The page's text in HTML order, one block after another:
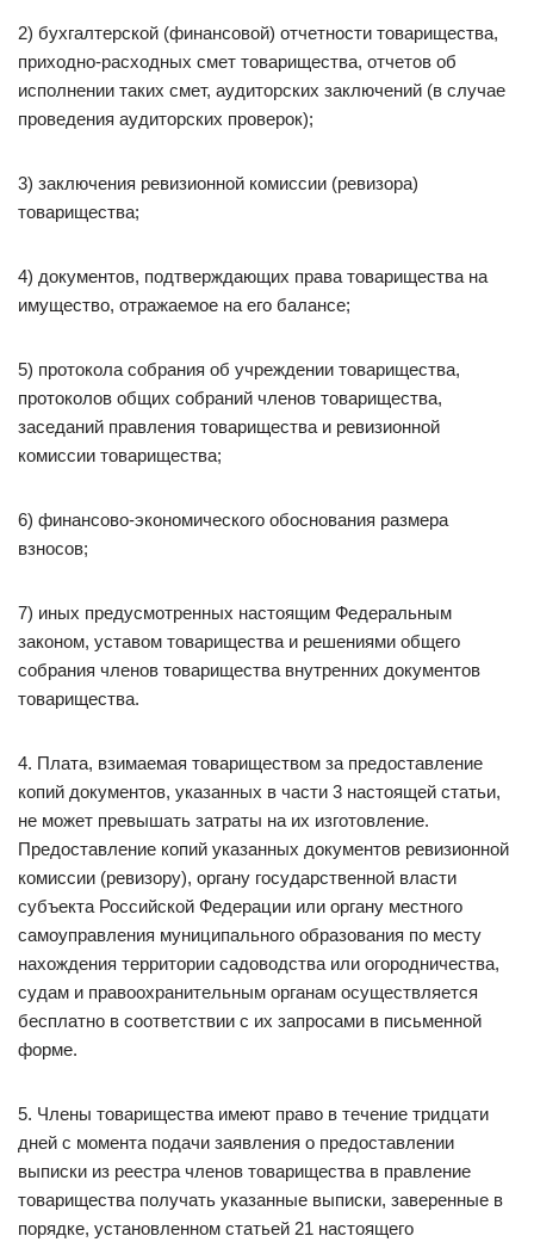
2) бухгалтерской (финансовой) отчетности товарищества,
приходно-расходных смет товарищества, отчетов об
исполнении таких смет, аудиторских заключений (в случае
проведения аудиторских проверок);
3) заключения ревизионной комиссии (ревизора)
товарищества;
4) документов, подтверждающих права товарищества на
имущество, отражаемое на его балансе;
5) протокола собрания об учреждении товарищества,
протоколов общих собраний членов товарищества,
заседаний правления товарищества и ревизионной
комиссии товарищества;
6) финансово-экономического обоснования размера
взносов;
7) иных предусмотренных настоящим Федеральным
законом, уставом товарищества и решениями общего
собрания членов товарищества внутренних документов
товарищества.
4. Плата, взимаемая товариществом за предоставление
копий документов, указанных в части 3 настоящей статьи,
не может превышать затраты на их изготовление.
Предоставление копий указанных документов ревизионной
комиссии (ревизору), органу государственной власти
субъекта Российской Федерации или органу местного
самоуправления муниципального образования по месту
нахождения территории садоводства или огородничества,
судам и правоохранительным органам осуществляется
бесплатно в соответствии с их запросами в письменной
форме.
5. Члены товарищества имеют право в течение тридцати
дней с момента подачи заявления о предоставлении
выписки из реестра членов товарищества в правление
товарищества получать указанные выписки, заверенные в
порядке, установленном статьей 21 настоящего